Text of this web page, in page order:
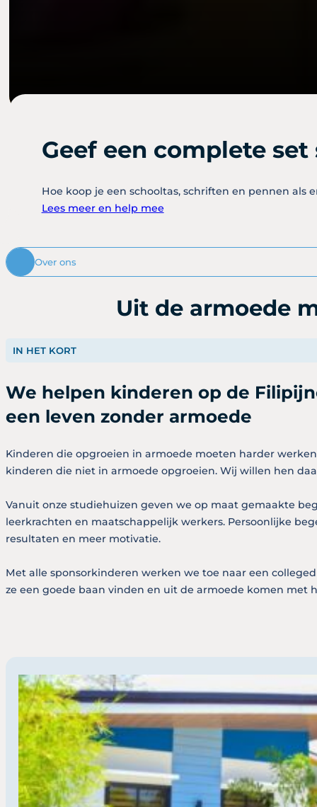
Geef een complete
Hoe koop je een schooltas, schriften en pennen als
Lees meer en help mee
Over ons
Uit de armoede
IN HET KORT
We helpen kinderen op de
een leven zonder armoede
Kinderen die opgroeien in armoede moeten harder
kinderen die niet in armoede opgroeien. Wij willen hen
Vanuit onze studiehuizen geven we op maat gemaakte
leerkrachten en maatschappelijk werkers. Persoonlijke
resultaten en meer motivatie.
Met alle sponsorkinderen werken we toe naar een
ze een goede baan vinden en uit de armoede komen met